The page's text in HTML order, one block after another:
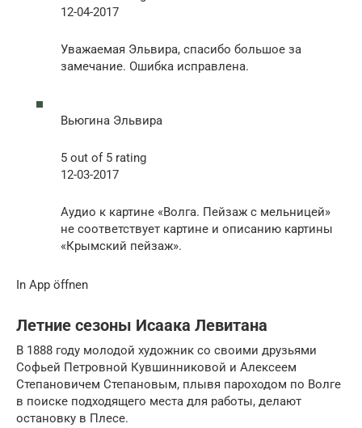
12-04-2017
Уважаемая Эльвира, спасибо большое за
замечание. Ошибка исправлена.
Вьюгина Эльвира
5 out of 5 rating
12-03-2017
Аудио к картине «Волга. Пейзаж с мельницей»
не соответствует картине и описанию картины
«Крымский пейзаж».
In App öffnen
Летние сезоны Исаака Левитана
В 1888 году молодой художник со своими друзьями
Софьей Петровной Кувшинниковой и Алексеем
Степановичем Степановым, плывя пароходом по Волге
в поиске подходящего места для работы, делают
остановку в Плесе.